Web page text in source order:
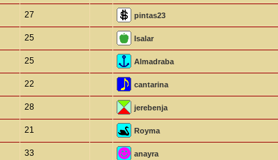
27 pintas23
25 Isalar
25 Almadraba
22 cantarina
28 jerebenja
21 Royma
33 anayra